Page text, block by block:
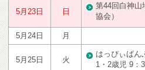
5月23日 日
第44回白神山
協会）
5月24日 月
5月25日 火
はっぴぃばん
1・2歳児 9：